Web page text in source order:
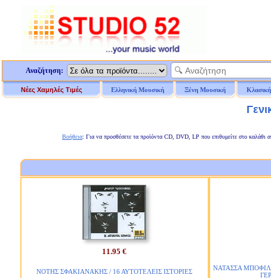
Αναζήτηση:
Νέες Χαμηλές Τιμές Ελληνική Μουσική Ξένη Μουσική
Βοήθεια: Για να προσθέσετε τα προϊόντα CD, DVD, LP που επιθυμείτε στο καλάθι
11.95 €
ΝΟΤΗΣ ΣΦΑΚΙΑΝΑΚΗΣ / 16 ΑΥΤΟΤΕΛΕΙΣ ΙΣΤΟΡΙΕΣ
ΝΑΤΑΣΣΑ